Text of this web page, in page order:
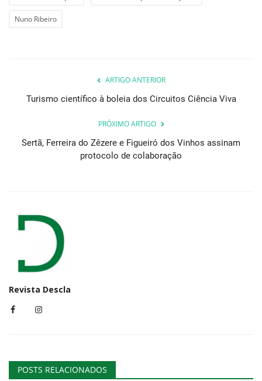
Nuno Ribeiro
ARTIGO ANTERIOR
Turismo científico à boleia dos Circuitos Ciência Viva
PRÓXIMO ARTIGO
Sertã, Ferreira do Zêzere e Figueiró dos Vinhos assinam
protocolo de colaboração
Revista Descla
POSTS RELACIONADOS